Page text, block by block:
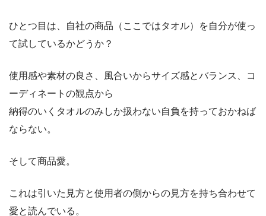
ひとつ目は、自社の商品（ここではタオル）を自分が使っ
て試しているかどうか？
使用感や素材の良さ、風合いからサイズ感とバランス、コ
ーディネートの観点から
納得のいくタオルのみしか扱わない自負を持っておかねば
ならない。
そして商品愛。
これは引いた見方と使用者の側からの見方を持ち合わせて
愛と読んでいる。